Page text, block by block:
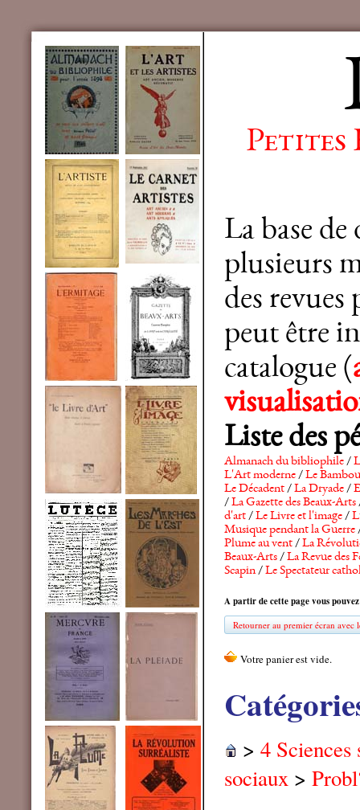
Petites
La base
plusieurs
des revues
peut être
catalogue (
Liste des
Almanach du bibliophile/
L'Art moderne/Le Bambou
Le Décadent/La Dryade/
/La Gazette des Beaux-Arts
d'art/Le Livre et l'image/
Musique pendant la Guerre
Plume au vent/La
Beaux-Arts/La Revue des
Scapin/Le Spectateur
A partir de cette page vous
Retourner au premier écran avec
> 4 Sciences
sociaux >